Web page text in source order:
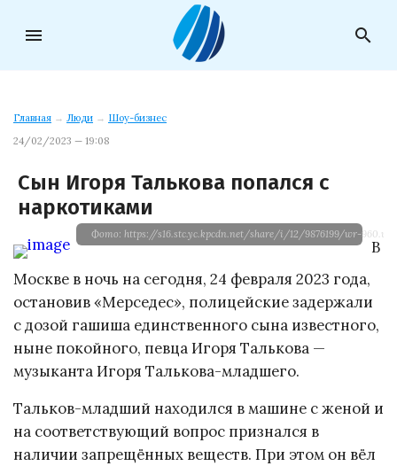
menu search
Главная → Люди → Шоу-бизнес
24/02/2023 — 19:08
Сын Игоря Талькова попался с
наркотиками
Фото: https://s16.stc.yc.kpcdn.net/share/i/12/9876199/wr-
В
Москве в ночь на сегодня, 24 февраля 2023 года,
остановив «Мерседес», полицейские задержали
с дозой гашиша единственного сына известного,
ныне покойного, певца Игоря Талькова —
музыканта Игоря Талькова-младшего.
Тальков-младший находился в машине с женой и
на соответствующий вопрос признался в
наличии запрещённых веществ. При этом он вёл